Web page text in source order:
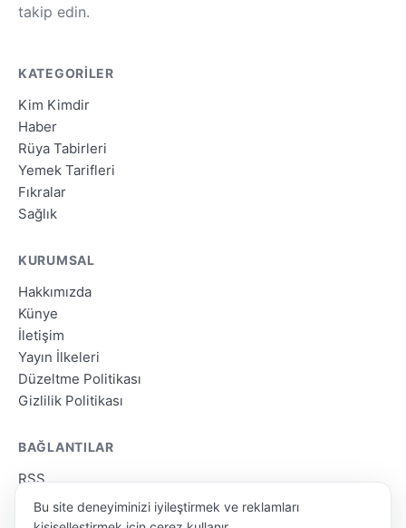
takip edin.
KATEGORILER
Kim Kimdir
Haber
Rüya Tabirleri
Yemek Tarifleri
Fıkralar
Sağlık
KURUMSAL
Hakkımızda
Künye
İletişim
Yayın İlkeleri
Düzeltme Politikası
Gizlilik Politikası
BAĞLANTILAR
RSS
Site Haritası
Arama
Bu site deneyiminizi iyileştirmek ve reklamları